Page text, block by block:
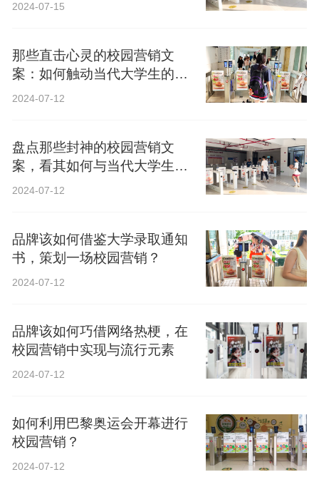
2024-07-15
那些直击心灵的校园营销文
案：如何触动当代大学生的心
弦？
2024-07-12
盘点那些封神的校园营销文
案，看其如何与当代大学生精
神共鸣？
2024-07-12
品牌该如何借鉴大学录取通知
书，策划一场校园营销？
2024-07-12
品牌该如何巧借网络热梗，在
校园营销中实现与流行元素
2024-07-12
如何利用巴黎奥运会开幕进行
校园营销？
2024-07-12